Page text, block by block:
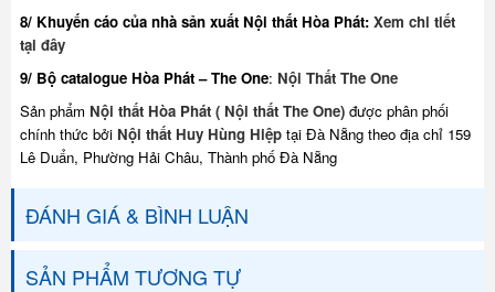
8/ Khuyến cáo của nhà sản xuất Nội thất Hòa Phát: Xem chi tiết
tại đây
9/ Bộ catalogue Hòa Phát – The One: Nội Thất The One
Sản phẩm Nội thất Hòa Phát ( Nội thất The One) được phân phối
chính thức bởi Nội thất Huy Hùng Hiệp tại Đà Nẵng theo địa chỉ 159
Lê Duẩn, Phường Hải Châu, Thành phố Đà Nẵng
ĐÁNH GIÁ & BÌNH LUẬN
SẢN PHẨM TƯƠNG TỰ